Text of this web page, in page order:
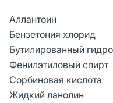
Аллантоин
Бензетония хлорид
Бутилированный
Фенилэтиловый спирт
Сорбиновая кислота
Жидкий ланолин